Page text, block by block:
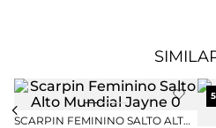
SCARPIN FEMININO SALTO ALTO